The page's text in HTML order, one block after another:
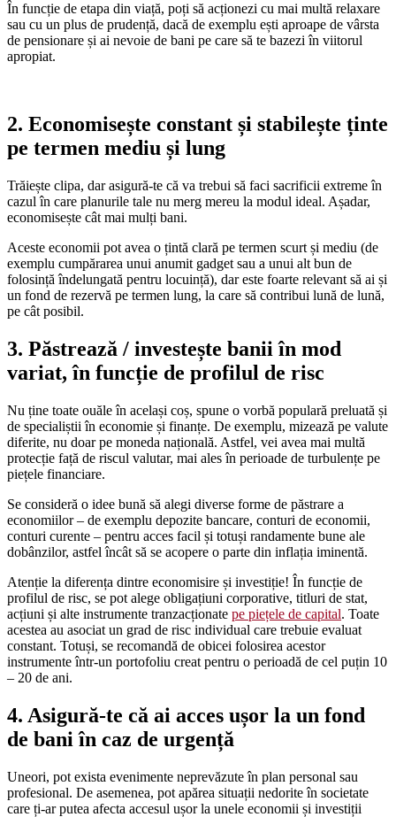
În funcție de etapa din viață, poți să acționezi cu mai multă relaxare
sau cu un plus de prudență, dacă de exemplu ești aproape de vârsta
de pensionare și ai nevoie de bani pe care să te bazezi în viitorul
apropiat.
2. Economisește constant și stabilește ținte
pe termen mediu și lung
Trăiește clipa, dar asigură-te că va trebui să faci sacrificii extreme în
cazul în care planurile tale nu merg mereu la modul ideal. Așadar,
economisește cât mai mulți bani.
Aceste economii pot avea o țintă clară pe termen scurt și mediu (de
exemplu cumpărarea unui anumit gadget sau a unui alt bun de
folosință îndelungată pentru locuință), dar este foarte relevant să ai și
un fond de rezervă pe termen lung, la care să contribui lună de lună,
pe cât posibil.
3. Păstrează / investește banii în mod
variat, în funcție de profilul de risc
Nu ține toate ouăle în același coș, spune o vorbă populară preluată și
de specialiștii în economie și finanțe. De exemplu, mizează pe valute
diferite, nu doar pe moneda națională. Astfel, vei avea mai multă
protecție față de riscul valutar, mai ales în perioade de turbulențe pe
piețele financiare.
Se consideră o idee bună să alegi diverse forme de păstrare a
economiilor – de exemplu depozite bancare, conturi de economii,
conturi curente – pentru acces facil și totuși randamente bune ale
dobânzilor, astfel încât să se acopere o parte din inflația iminentă.
Atenție la diferența dintre economisire și investiție! În funcție de
profilul de risc, se pot alege obligațiuni corporative, titluri de stat,
acțiuni și alte instrumente tranzacționate pe piețele de capital. Toate
acestea au asociat un grad de risc individual care trebuie evaluat
constant. Totuși, se recomandă de obicei folosirea acestor
instrumente într-un portofoliu creat pentru o perioadă de cel puțin 10
– 20 de ani.
4. Asigură-te că ai acces ușor la un fond
de bani în caz de urgență
Uneori, pot exista evenimente neprevăzute în plan personal sau
profesional. De asemenea, pot apărea situații nedorite în societate
care ți-ar putea afecta accesul ușor la unele economii și investiții